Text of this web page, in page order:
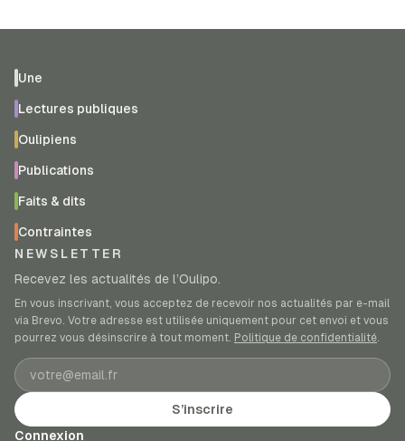
Une
Lectures publiques
Oulipiens
Publications
Faits & dits
Contraintes
NEWSLETTER
Recevez les actualités de l’Oulipo.
En vous inscrivant, vous acceptez de recevoir nos actualités par e-mail
via Brevo. Votre adresse est utilisée uniquement pour cet envoi et vous
pourrez vous désinscrire à tout moment. Politique de confidentialité.
Adresse e-mail
S’inscrire
Connexion